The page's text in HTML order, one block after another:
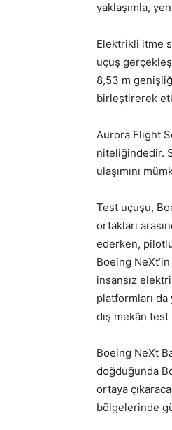
yaklaşımla,
Elektrikli itme
uçuş
8,53 m
birleştirerek
Aurora Flight
niteliğindedir.
ulaşımını
Test uçuşu,
ortakları
ederken,
Boeing
insansız
platformları da
dış mekân
Boeing NeXt
doğduğunda
ortaya
bölgelerinde